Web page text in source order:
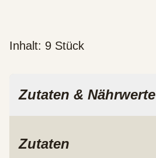
Inhalt: 9 Stück
Zutaten & Nährwerte
Zutaten